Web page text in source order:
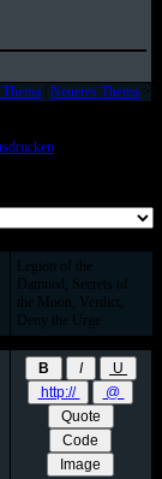
| Neueres Thema>
]
Legion of the
Damned, Secrets of
the Moon, Verdict,
Deny the Urge